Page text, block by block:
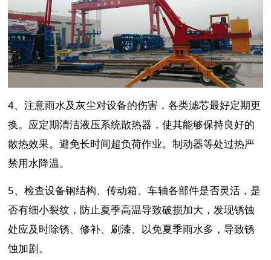
4、注意雨水及灰尘对设备的伤害，各类滤芯最好定期更
换。应定期清洁液压系统散热器，使其能够保持良好的
散热效果。避免长时间超负荷作业。制动器等处过热严
禁用水降温。
5、检查设备钢结构、传动箱、车轴各部件是否灵活，是
否有细小裂纹，防止夏季高温导致破损加大，发现锈蚀
处应及时除锈、修补、刷漆、以免夏季雨水多，导致锈
蚀加剧。